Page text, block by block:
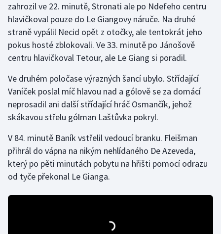
Gymnastika
Házená
Jezdectví
Judo
Krasobruslení
Lyže a snowboard
Moderní pětiboj
zahrozil ve 22. minutě, Stronati ale po Ndefeho centru
hlavičkoval pouze do Le Giangovy náruče. Na druhé
straně vypálil Necid opět z otočky, ale tentokrát jeho
pokus hosté zblokovali. Ve 33. minutě po Jánošově
centru hlavičkoval Tetour, ale Le Giang si poradil.
Ve druhém poločase výrazných šancí ubylo. Střídající
Vaníček poslal míč hlavou nad a gólově se za domácí
neprosadil ani další střídající hráč Osmančík, jehož
skákavou střelu gólman Laštůvka pokryl.
V 84. minutě Baník vstřelil vedoucí branku. Fleišman
přihrál do vápna na nikým nehlídaného De Azeveda,
který po pěti minutách pobytu na hřišti pomocí odrazu
od tyče překonal Le Gianga.